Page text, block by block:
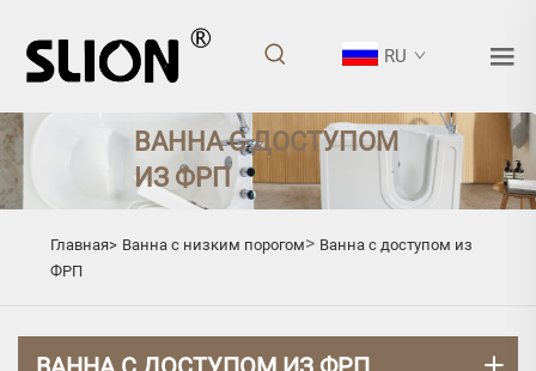
RU
ВАННА С ДОСТУПОМ
ИЗ ФРП
Главная> Ванна с низким порогом> Ванна с доступом из
ФРП